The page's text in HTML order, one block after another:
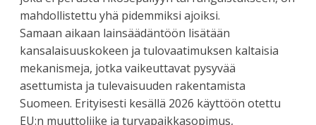
mahdollistettu yhä pidemmiksi ajoiksi.
Samaan aikaan lainsäädäntöön lisätään
kansalaisuuskokeen ja tulovaatimuksen kaltaisia
mekanismeja, jotka vaikeuttavat pysyvää
asettumista ja tulevaisuuden rakentamista
Suomeen. Erityisesti kesällä 2026 käyttöön otettu
EU:n muuttoliike ja turvapaikkasopimus,